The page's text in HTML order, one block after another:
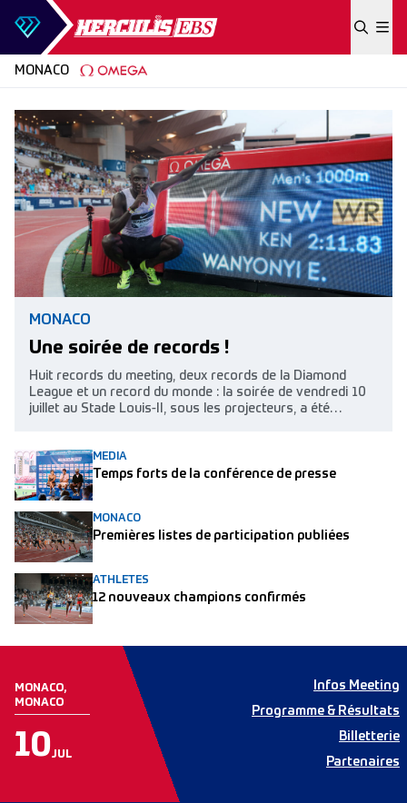
Skip to content
MONACO
MONACO
Une soirée de records !
Huit records du meeting, deux records de la Diamond
League et un record du monde : la soirée de vendredi 10
juillet au Stade Louis-II, sous les projecteurs, a été
MEDIA
Temps forts de la conférence de presse
MONACO
Premières listes de participation publiées
ATHLETES
12 nouveaux champions confirmés
MONACO,
MONACO
10JUL
Infos Meeting
Programme & Résultats
Billetterie
Partenaires